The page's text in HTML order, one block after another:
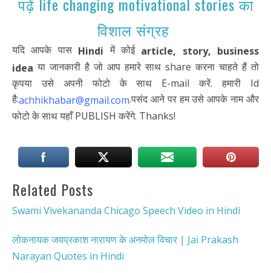
विशाल संग्रह
यदि आपके पास Hindi में कोई article, story, business
idea या जानकारी है जो आप हमारे साथ share करना चाहते हैं तो
कृपया उसे अपनी फोटो के साथ E-mail करें. हमारी Id
है:achhikhabar@gmail.com.पसंद आने पर हम उसे आपके नाम और
फोटो के साथ यहाँ PUBLISH करेंगे. Thanks!
Related Posts
Swami Vivekananda Chicago Speech Video in Hindi
लोकनायक जयप्रकाश नारायण के अनमोल विचार | Jai Prakash
Narayan Quotes in Hindi